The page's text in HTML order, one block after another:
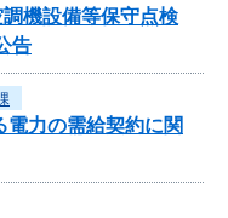
機設備等保守点検
告
力の需給契約に関